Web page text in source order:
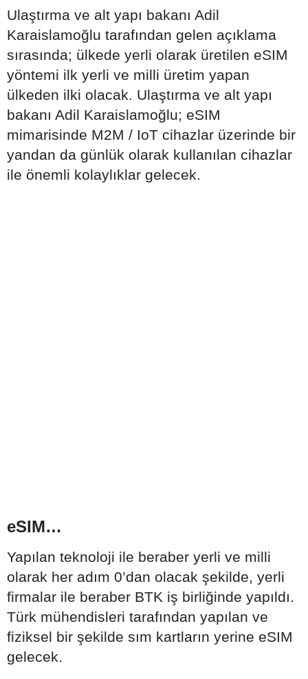
Ulaştırma ve alt yapı bakanı Adil
Karaislamoğlu tarafından gelen açıklama
sırasında; ülkede yerli olarak üretilen eSIM
yöntemi ilk yerli ve milli üretim yapan
ülkeden ilki olacak. Ulaştırma ve alt yapı
bakanı Adil Karaislamoğlu; eSIM
mimarisinde M2M / IoT cihazlar üzerinde bir
yandan da günlük olarak kullanılan cihazlar
ile önemli kolaylıklar gelecek.
eSIM…
Yapılan teknoloji ile beraber yerli ve milli
olarak her adım 0’dan olacak şekilde, yerli
firmalar ile beraber BTK iş birliğinde yapıldı.
Türk mühendisleri tarafından yapılan ve
fiziksel bir şekilde sım kartların yerine eSIM
gelecek.